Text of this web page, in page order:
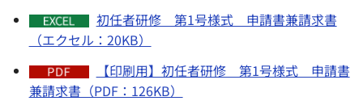
初任者研修 第1号様式 申請書兼請求書
（エクセル：20KB）
【印刷用】初任者研修 第1号様式 申請書
兼請求書（PDF：126KB）